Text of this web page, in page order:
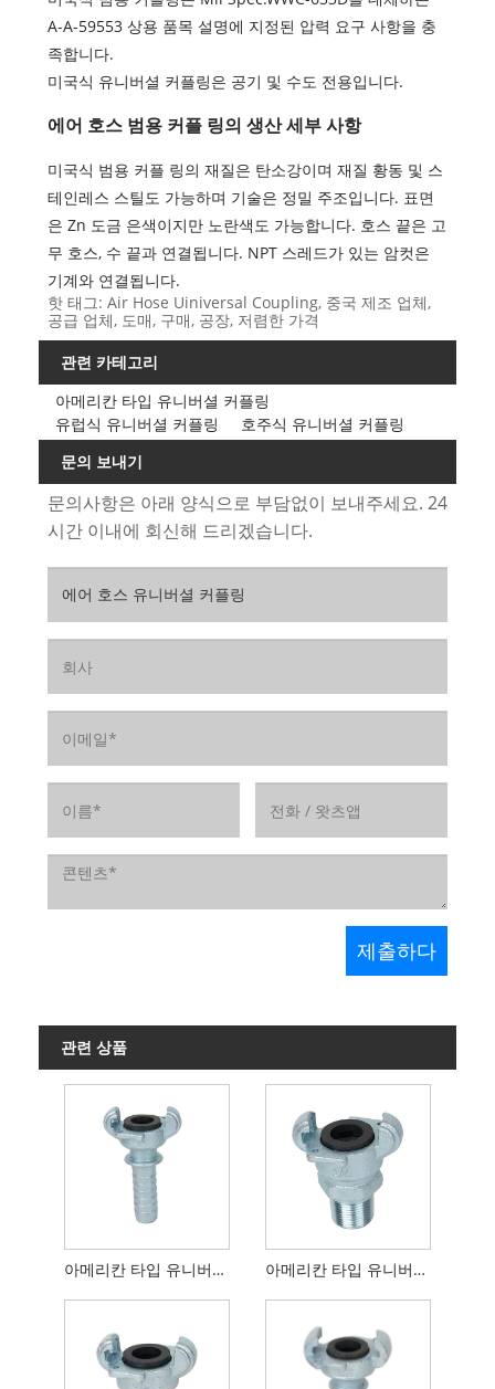
A-A-59553 상용 품목 설명에 지정된 압력 요구 사항을 충
족합니다.
미국식 유니버셜 커플링은 공기 및 수도 전용입니다.
에어 호스 범용 커플 링의 생산 세부 사항
미국식 범용 커플 링의 재질은 탄소강이며 재질 황동 및 스
테인레스 스틸도 가능하며 기술은 정밀 주조입니다. 표면
은 Zn 도금 은색이지만 노란색도 가능합니다. 호스 끝은 고
무 호스, 수 끝과 연결됩니다. NPT 스레드가 있는 암컷은
기계와 연결됩니다.
핫 태그: Air Hose Uiniversal Coupling, 중국 제조 업체,
공급 업체, 도매, 구매, 공장, 저렴한 가격
관련 카테고리
아메리칸 타입 유니버셜 커플링
유럽식 유니버셜 커플링
호주식 유니버셜 커플링
문의 보내기
문의사항은 아래 양식으로 부담없이 보내주세요. 24
시간 이내에 회신해 드리겠습니다.
관련 상품
아메리칸 타입 유니버셜 커플 링 호스 엔드 아메리칸 타입 유니버셜 커플 링 수 끝